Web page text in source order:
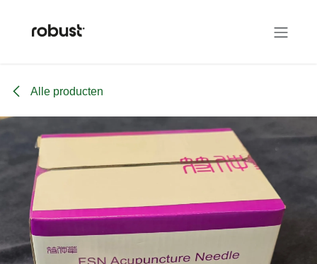
Alle producten